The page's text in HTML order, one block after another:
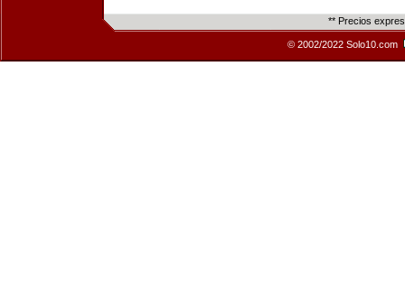
** Precios
© 2002/2022 Solo10.com